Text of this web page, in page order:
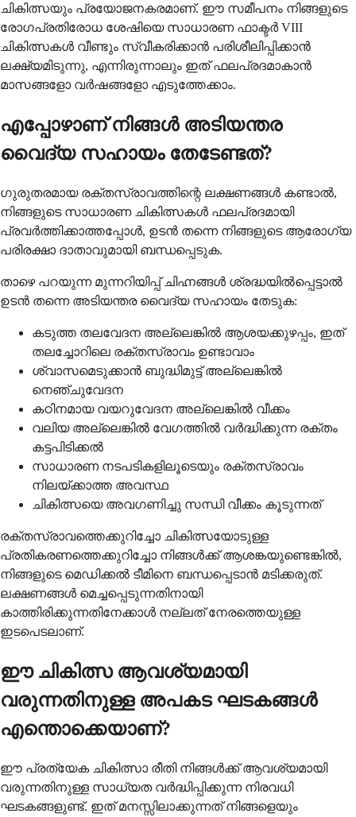
ചികിത്സയും പ്രയോജനകരമാണ്. ഈ സമീപനം നിങ്ങളുടെ
രോഗപ്രതിരോധ ശേഷിയെ സാധാരണ ഫാക്ടർ VIII
ചികിത്സകൾ വീണ്ടും സ്വീകരിക്കാൻ പരിശീലിപ്പിക്കാൻ
ലക്ഷ്യമിടുന്നു, എന്നിരുന്നാലും ഇത് ഫലപ്രദമാകാൻ
മാസങ്ങളോ വർഷങ്ങളോ എടുത്തേക്കാം.
എപ്പോഴാണ് നിങ്ങൾ അടിയന്തര
വൈദ്യ സഹായം തേടേണ്ടത്?
ഗുരുതരമായ രക്തസ്രാവത്തിന്റെ ലക്ഷണങ്ങൾ കണ്ടാൽ,
നിങ്ങളുടെ സാധാരണ ചികിത്സകൾ ഫലപ്രദമായി
പ്രവർത്തിക്കാത്തപ്പോൾ, ഉടൻ തന്നെ നിങ്ങളുടെ ആരോഗ്യ
പരിരക്ഷാ ദാതാവുമായി ബന്ധപ്പെടുക.
താഴെ പറയുന്ന മുന്നറിയിപ്പ് ചിഹ്നങ്ങൾ ശ്രദ്ധയിൽപ്പെട്ടാൽ
ഉടൻ തന്നെ അടിയന്തര വൈദ്യ സഹായം തേടുക:
കടുത്ത തലവേദന അല്ലെങ്കിൽ ആശയക്കുഴപ്പം, ഇത്
തലച്ചോറിലെ രക്തസ്രാവം ഉണ്ടാവാം
ശ്വാസമെടുക്കാൻ ബുദ്ധിമുട്ട് അല്ലെങ്കിൽ
നെഞ്ചുവേദന
കഠിനമായ വയറുവേദന അല്ലെങ്കിൽ വീക്കം
വലിയ അല്ലെങ്കിൽ വേഗത്തിൽ വർദ്ധിക്കുന്ന രക്തം
കട്ടപിടിക്കൽ
സാധാരണ നടപടികളിലൂടെയും രക്തസ്രാവം
നിലയ്ക്കാത്ത അവസ്ഥ
ചികിത്സയെ അവഗണിച്ചു സന്ധി വീക്കം കൂടുന്നത്
രക്തസ്രാവത്തെക്കുറിച്ചോ ചികിത്സയോടുള്ള
പ്രതികരണത്തെക്കുറിച്ചോ നിങ്ങൾക്ക് ആശങ്കയുണ്ടെങ്കിൽ,
നിങ്ങളുടെ മെഡിക്കൽ ടീമിനെ ബന്ധപ്പെടാൻ മടിക്കരുത്.
ലക്ഷണങ്ങൾ മെച്ചപ്പെടുന്നതിനായി
കാത്തിരിക്കുന്നതിനേക്കാൾ നല്ലത് നേരത്തെയുള്ള
ഇടപെടലാണ്.
ഈ ചികിത്സ ആവശ്യമായി
വരുന്നതിനുള്ള അപകട ഘടകങ്ങൾ
എന്തൊക്കെയാണ്?
ഈ പ്രത്യേക ചികിത്സാ രീതി നിങ്ങൾക്ക് ആവശ്യമായി
വരുന്നതിനുള്ള സാധ്യത വർദ്ധിപ്പിക്കുന്ന നിരവധി
ഘടകങ്ങളുണ്ട്. ഇത് മനസ്സിലാക്കുന്നത് നിങ്ങളെയും